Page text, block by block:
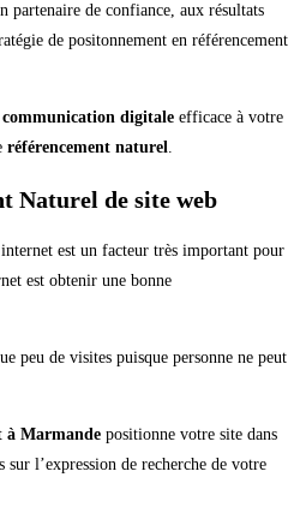
partenaire de confiance, aux résultats
de positonnement en référencement
communication digitale efficace à votre
référencement naturel.
Naturel de site web
internet est un facteur très important pour
est obtenir une bonne
peu de visites puisque personne ne peut
à Marmande positionne votre site dans
sur l’expression de recherche de votre